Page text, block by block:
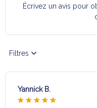
Écrivez un avis pour
Filtres
Yannick B.